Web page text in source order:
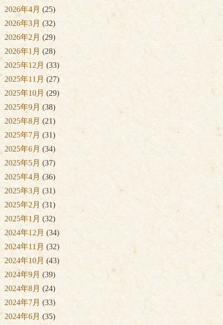
2026年4月 (25)
2026年3月 (32)
2026年2月 (29)
2026年1月 (28)
2025年12月 (33)
2025年11月 (27)
2025年10月 (29)
2025年9月 (38)
2025年8月 (21)
2025年7月 (31)
2025年6月 (34)
2025年5月 (37)
2025年4月 (36)
2025年3月 (31)
2025年2月 (31)
2025年1月 (32)
2024年12月 (34)
2024年11月 (32)
2024年10月 (43)
2024年9月 (39)
2024年8月 (24)
2024年7月 (33)
2024年6月 (35)